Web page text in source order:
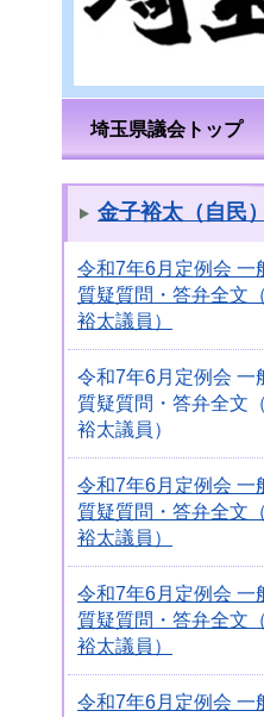
埼玉県議会トップ
金子裕太（自民）
令和7年6月定例会 一
質疑質問・答弁全文
裕太議員）
令和7年6月定例会 一
質疑質問・答弁全文
裕太議員）
令和7年6月定例会 一
質疑質問・答弁全文
裕太議員）
令和7年6月定例会 一
質疑質問・答弁全文
裕太議員）
令和7年6月定例会 一